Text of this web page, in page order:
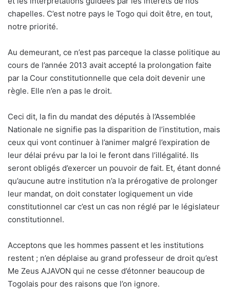
chapelles. C’est notre pays le Togo qui doit être, en tout,
notre priorité.
Au demeurant, ce n’est pas parceque la classe politique au
cours de l’année 2013 avait accepté la prolongation faite
par la Cour constitutionnelle que cela doit devenir une
règle. Elle n’en a pas le droit.
Ceci dit, la fin du mandat des députés à l’Assemblée
Nationale ne signifie pas la disparition de l’institution, mais
ceux qui vont continuer à l’animer malgré l’expiration de
leur délai prévu par la loi le feront dans l’illégalité. Ils
seront obligés d’exercer un pouvoir de fait. Et, étant donné
qu’aucune autre institution n’a la prérogative de prolonger
leur mandat, on doit constater logiquement un vide
constitutionnel car c’est un cas non réglé par le législateur
constitutionnel.
Acceptons que les hommes passent et les institutions
restent ; n’en déplaise au grand professeur de droit qu’est
Me Zeus AJAVON qui ne cesse d’étonner beaucoup de
Togolais pour des raisons que l’on ignore.